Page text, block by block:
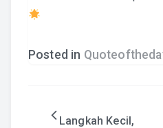
Posted in
Post Langkah Kecil,